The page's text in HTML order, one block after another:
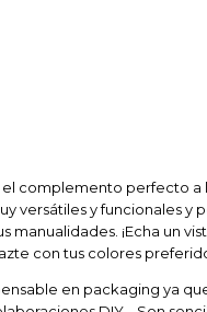
el complemento perfecto a
versátiles y funcionales y
manualidades. ¡Echa un
con tus colores
en packaging ya